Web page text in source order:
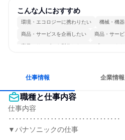
こんな人におすすめ
環境・エコロジーに携わりたい 機械・機
商品・サービスを企画したい 商品・サー
商品・サービスを製作したい プロジェク
仕事情報 企業情報
職種と仕事内容
仕事内容
‥‥‥‥‥‥‥‥‥‥‥‥‥‥‥‥
▼パナソニックの仕事